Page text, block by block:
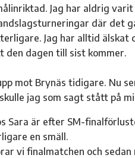
Jag har aldrig
där det
Jag har alltid älskat
den dagen till sist kommer.
mot Brynäs tidigare. Nu
jag som sagt stått på
Sara är efter SM-
en smäll.
vi finalmatchen och